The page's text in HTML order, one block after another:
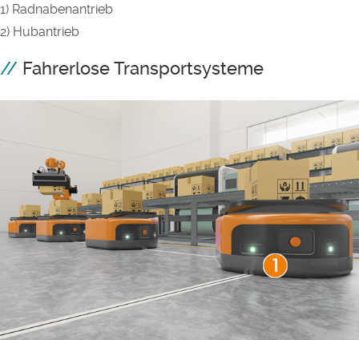
1) Radnabenantrieb
2) Hubantrieb
Fahrerlose Transportsysteme